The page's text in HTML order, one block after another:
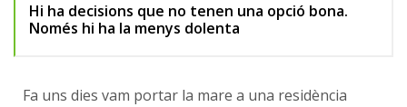
Hi ha decisions que no tenen una opció bona.
Només hi ha la menys dolenta
Fa uns dies vam portar la mare a una residència